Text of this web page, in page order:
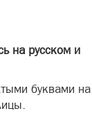
на русском и
буквами на